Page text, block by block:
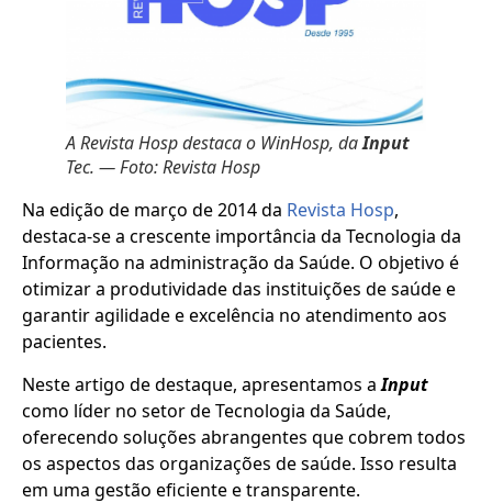
A Revista Hosp destaca o WinHosp, daInput
Tec. — Foto: Revista Hosp
Na edição de março de 2014 da Revista Hosp,
destaca-se a crescente importância da Tecnologia da
Informação na administração da Saúde. O objetivo é
otimizar a produtividade das instituições de saúde e
garantir agilidade e excelência no atendimento aos
pacientes.
Neste artigo de destaque, apresentamos aInput
como líder no setor de Tecnologia da Saúde,
oferecendo soluções abrangentes que cobrem todos
os aspectos das organizações de saúde. Isso resulta
em uma gestão eficiente e transparente.